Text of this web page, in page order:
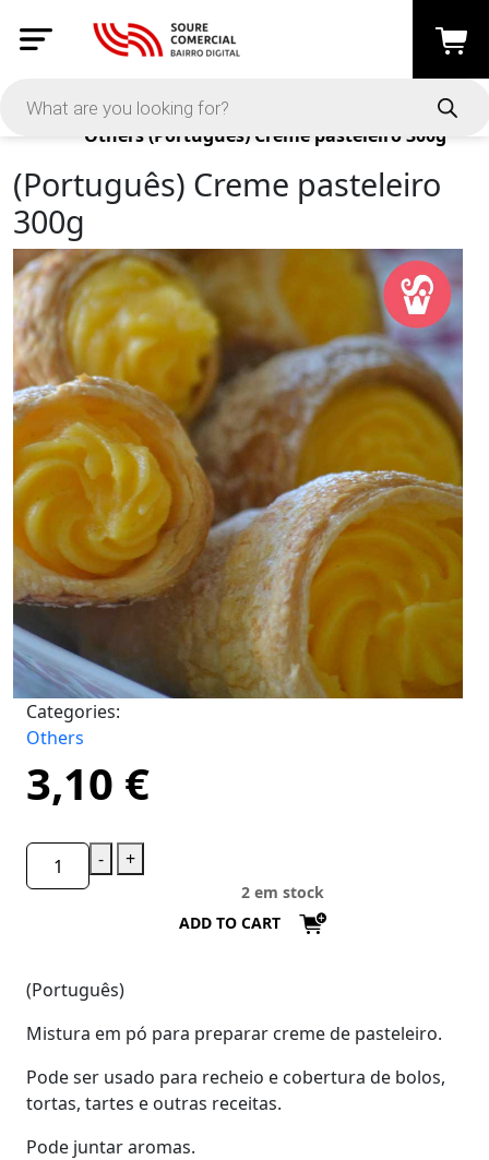
Products
Others(Português) Creme pasteleiro 300g
(Português) Creme pasteleiro
300g
Categories:
Others
3,10 €
- +
2 em stock
ADD TO CART
(Português)
Mistura em pó para preparar creme de pasteleiro.
Pode ser usado para recheio e cobertura de bolos,
tortas, tartes e outras receitas.
Pode juntar aromas.